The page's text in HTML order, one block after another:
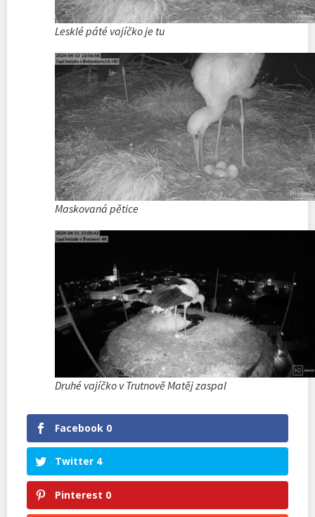
Lesklé páté vajíčko je tu
Maskovaná pětice
Druhé vajíčko v Trutnově Matěj zaspal
Facebook 0
Twitter 4
Pinterest 0